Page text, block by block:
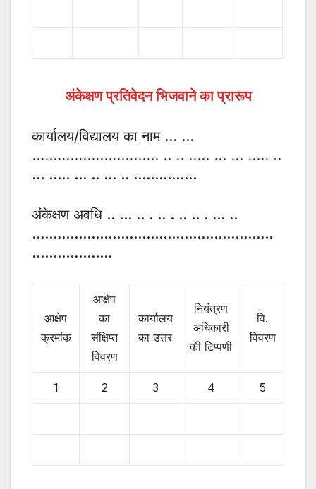
अंकेक्षण प्रतिवेदन भिजवाने का प्रारूप
कार्यालय/विद्यालय का नाम … …
………………………… .. .. ….. … … ….. ..
… ….. … .. … .. ……………
अंकेक्षण अवधि .. … .. . .. . .. .. . … ..
…………………………………………………
……………….
आक्षेप
क्रमांक
आक्षेप
का
संक्षिप्त
विवरण
कार्यालय
का उत्तर
नियंत्रण
अधिकारी
की टिप्पणी
वि.
विवरण
1 2 3 4 5